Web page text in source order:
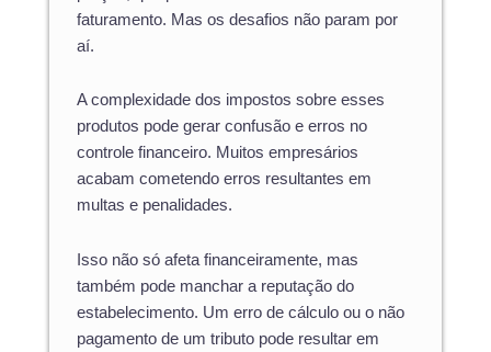
faturamento. Mas os desafios não param por
aí.
A complexidade dos impostos sobre esses
produtos pode gerar confusão e erros no
controle financeiro. Muitos empresários
acabam cometendo erros resultantes em
multas e penalidades.
Isso não só afeta financeiramente, mas
também pode manchar a reputação do
estabelecimento. Um erro de cálculo ou o não
pagamento de um tributo pode resultar em